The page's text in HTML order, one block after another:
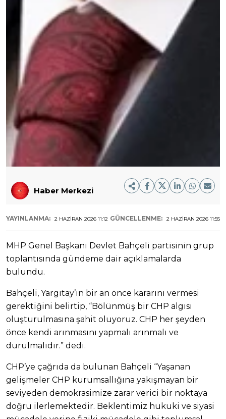
Haber Merkezi
YAYINLANMA: 2 HAZIRAN 2026 11:12 GÜNCELLENME: 2 HAZIRAN 2026 11:55
MHP Genel Başkanı Devlet Bahçeli partisinin grup
toplantısında gündeme dair açıklamalarda
bulundu.
Bahçeli, Yargıtay’ın bir an önce kararını vermesi
gerektiğini belirtip, “Bölünmüş bir CHP algısı
oluşturulmasına şahit oluyoruz. CHP her şeyden
önce kendi arınmasını yapmalı arınmalı ve
durulmalıdır.” dedi.
CHP’ye çağrıda da bulunan Bahçeli “Yaşanan
gelişmeler CHP kurumsallığına yakışmayan bir
seviyeden demokrasimize zarar verici bir noktaya
doğru ilerlemektedir. Beklentimiz hukuki ve siyasi